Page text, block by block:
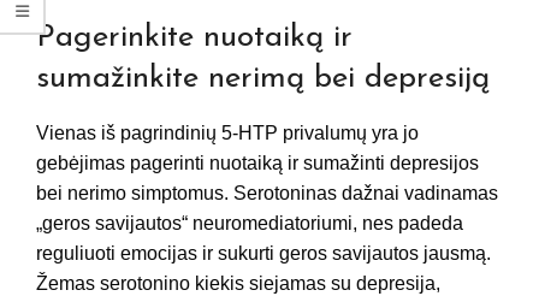
Pagerinkite nuotaiką ir
sumažinkite nerimą bei depresiją
Vienas iš pagrindinių 5-HTP privalumų yra jo
gebėjimas pagerinti nuotaiką ir sumažinti depresijos
bei nerimo simptomus. Serotoninas dažnai vadinamas
„geros savijautos“ neuromediatoriumi, nes padeda
reguliuoti emocijas ir sukurti geros savijautos jausmą.
Žemas serotonino kiekis siejamas su depresija,